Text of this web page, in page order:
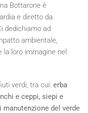
Bottarone è
e diretto da
dedichiamo ad
ambientale,
loro immagine nel
verdi, tra cui: erba
e ceppi, siepi e
del verde